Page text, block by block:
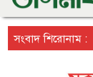
সংবাদ শিরোনাম :